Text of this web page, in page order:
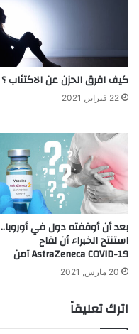
كيف افرق الحزن عن الاكتئاب ؟
22 فبراير, 2021
بعد أن أوقفته دول في أوروبا..
استنتج الخبراء أن لقاح
AstraZeneca COVID-19 آمن
20 مارس, 2021
اترك تعليقاً